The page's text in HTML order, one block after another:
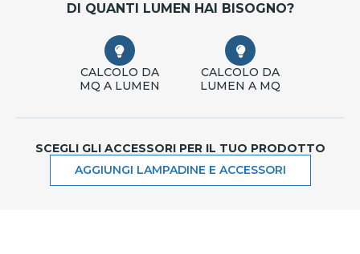
DI QUANTI LUMEN HAI BISOGNO?
CALCOLO DA
MQ A LUMEN
CALCOLO DA
LUMEN A MQ
SCEGLI GLI ACCESSORI PER IL TUO PRODOTTO
AGGIUNGI LAMPADINE E ACCESSORI